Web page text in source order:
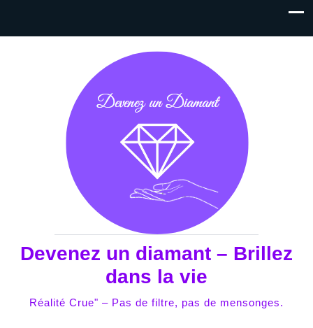
Devenez un diamant – Brillez
dans la vie
Réalité Crue" – Pas de filtre, pas de mensonges.